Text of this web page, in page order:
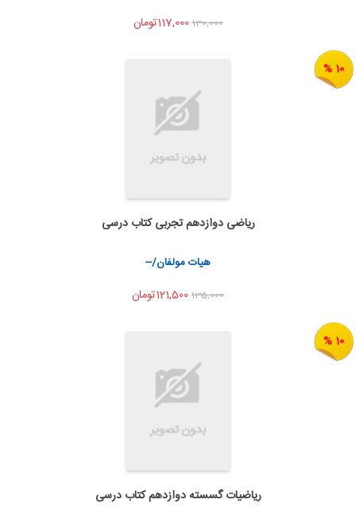
130,000117,000تومان
10 %
اضافه به سبد خرید
اشتراک گذاری
ریاضی دوازدهم تجربی کتاب درسی
هیات مولفان/--
135,000
10 %
اضافه به سبد خرید
ریاضیات گسسته دوازدهم کتاب درسی